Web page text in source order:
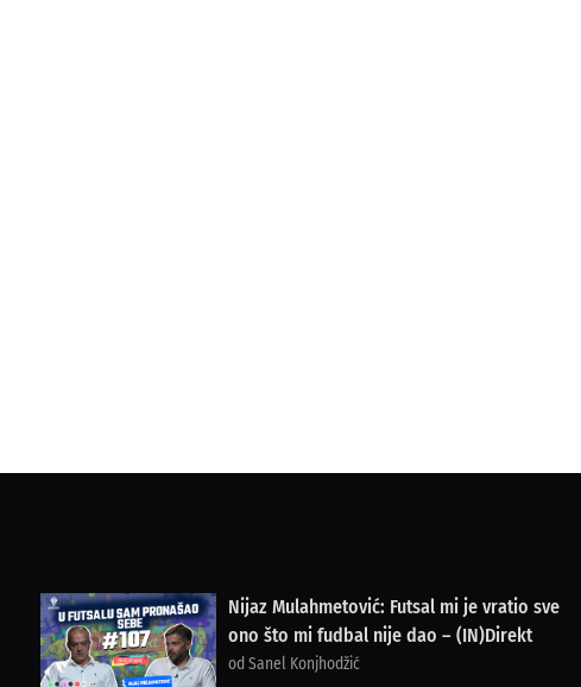
Nijaz Mulahmetović: Futsal mi je vratio sve
ono što mi fudbal nije dao – (IN)Direkt
od Sanel Konjhodžić